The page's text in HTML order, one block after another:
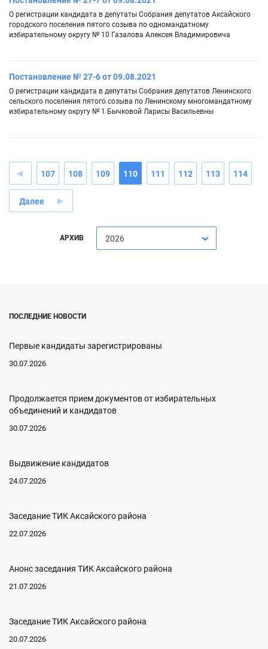
О регистрации кандидата в депутаты Собрания депутатов Аксайского
городского поселения пятого созыва по одномандатному
избирательному округу № 10 Газалова Алексея Владимировича
Постановление № 27-6 от 09.08.2021
О регистрации кандидата в депутаты Собрания депутатов Ленинского
сельского поселения пятого созыва по Ленинскому многомандатному
избирательному округу № 1 Бычковой Ларисы Васильевны
107 108 109 110 111 112 113 114
Далее
АРХИВ 2026
ПОСЛЕДНИЕ НОВОСТИ
Первые кандидаты зарегистрированы
30.07.2026
Продолжается прием документов от избирательных
объединений и кандидатов
30.07.2026
Выдвижение кандидатов
24.07.2026
Заседание ТИК Аксайского района
22.07.2026
Анонс заседания ТИК Аксайского района
21.07.2026
Заседание ТИК Аксайского района
20.07.2026